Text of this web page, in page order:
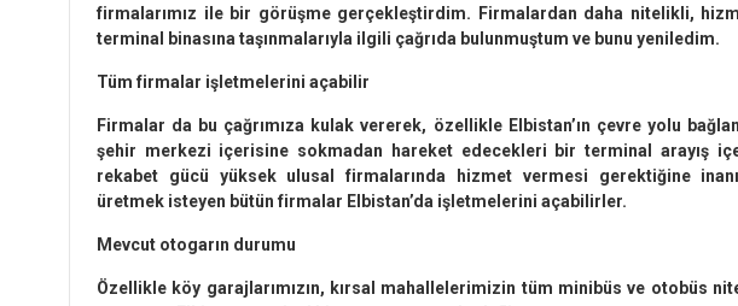
firmalarımız ile bir görüşme gerçekleştirdim. Firmalardan daha nitelikli,
terminal binasına taşınmalarıyla ilgili çağrıda bulunmuştum ve bunu yeniledim.
Tüm firmalar işletmelerini açabilir
Firmalar da bu çağrımıza kulak vererek, özellikle Elbistan’ın çevre yolu
şehir merkezi içerisine sokmadan hareket edecekleri bir terminal arayış
rekabet gücü yüksek ulusal firmalarında hizmet vermesi gerektiğine
üretmek isteyen bütün firmalar Elbistan’da işletmelerini açabilirler.
Mevcut otogarın durumu
Özellikle köy garajlarımızın, kırsal mahallelerimizin tüm minibüs ve otobüs